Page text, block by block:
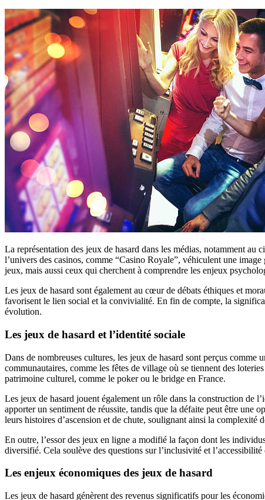
La représentation des jeux de hasard dans les médias, notamment
l’univers des casinos, comme “Casino Royale”, véhiculent une
jeux, mais aussi ceux qui cherchent à comprendre les enjeux
Les jeux de hasard sont également au cœur de débats éthiques et
favorisent le lien social et la convivialité. En fin de compte, la
évolution.
Les jeux de hasard et l’identité sociale
Dans de nombreuses cultures, les jeux de hasard sont perçus
communautaires, comme les fêtes de village où se tiennent des
patrimoine culturel, comme le poker ou le bridge en France.
Les jeux de hasard jouent également un rôle dans la construction de
apporter un sentiment de réussite, tandis que la défaite peut être une
leurs histoires d’ascension et de chute, soulignant ainsi la complexité
En outre, l’essor des jeux en ligne a modifié la façon dont les
diversifié. Cela soulève des questions sur l’inclusivité et
Les enjeux économiques des jeux de hasard
Les jeux de hasard génèrent des revenus significatifs pour les